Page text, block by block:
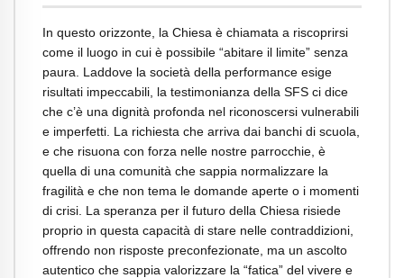
In questo orizzonte, la Chiesa è chiamata a riscoprirsi
come il luogo in cui è possibile “abitare il limite” senza
paura. Laddove la società della performance esige
risultati impeccabili, la testimonianza della SFS ci dice
che c’è una dignità profonda nel riconoscersi vulnerabili
e imperfetti. La richiesta che arriva dai banchi di scuola,
e che risuona con forza nelle nostre parrocchie, è
quella di una comunità che sappia normalizzare la
fragilità e che non tema le domande aperte o i momenti
di crisi. La speranza per il futuro della Chiesa risiede
proprio in questa capacità di stare nelle contraddizioni,
offrendo non risposte preconfezionate, ma un ascolto
autentico che sappia valorizzare la “fatica” del vivere e